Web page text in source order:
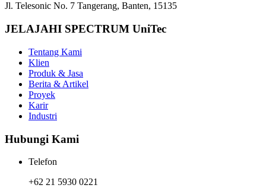
Jl. Telesonic No. 7 Tangerang, Banten, 15135
JELAJAHI SPECTRUM UniTec
Tentang Kami
Klien
Produk & Jasa
Berita & Artikel
Proyek
Karir
Industri
Hubungi Kami
Telefon
+62 21 5930 0221